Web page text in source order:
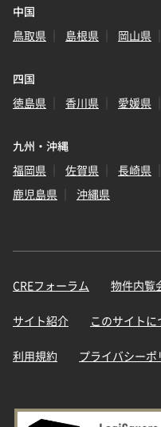
中国
鳥取県
島根県 岡山県
四国
徳島県
香川県 愛媛県
九州・沖縄
福岡県
佐賀県 長崎県
鹿児島県
沖縄県
CREフォーラム 物件内覧
サイト紹介 このサイトに
利用規約 プライバシーポ